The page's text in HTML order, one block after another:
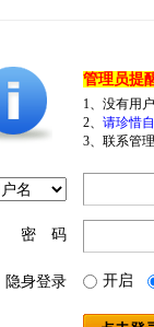
管理员提
1、没有用
2、 请珍惜
3、联系管
密 码
隐身登录 开启